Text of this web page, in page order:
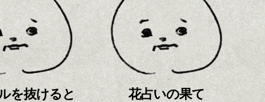
を抜けると 花占いの果て